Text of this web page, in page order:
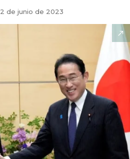
de junio de 2023